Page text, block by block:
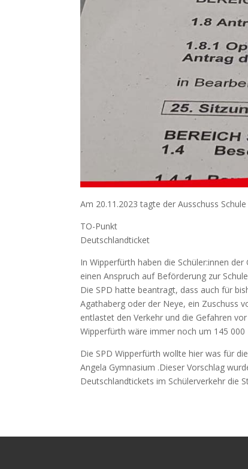
Am 20.11.2023 tagte der Ausschuss
TO-Punkt
Deutschlandticket
In Wipperfürth haben die Schüler:innen
einen Anspruch auf Beförderung zur
Die SPD hatte beantragt, dass auch für
Agathaberg oder der Neye, ein Zuschuss
entlastet den Verkehr und die Gefahren
Wipperfürth wäre immer noch um 145 000
Die SPD Wipperfürth wollte hier was für
Angela Gymnasium .Dieser Vorschlag
Deutschlandtickets im Schülerverkehr die